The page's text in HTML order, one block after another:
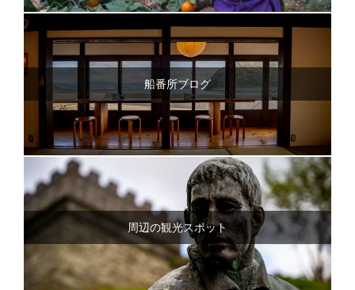
船番所ブログ
周辺の観光スポット